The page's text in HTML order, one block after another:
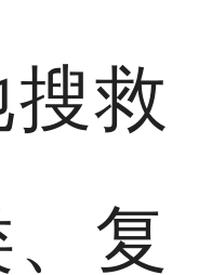
救
复